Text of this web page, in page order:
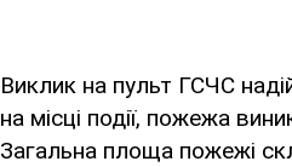
Виклик на пульт ГСЧС
на місці події, пожежа
Загальна площа пожежі